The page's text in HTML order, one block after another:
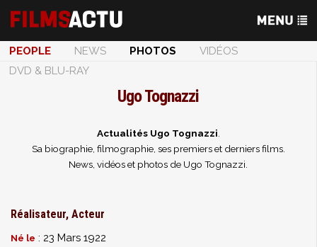
PEOPLE NEWS PHOTOS
VIDÉOS
DVD & BLU-RAY
Ugo Tognazzi
Actualités Ugo Tognazzi
Sa biographie, filmographie, ses premiers et derniers films.
News, vidéos et photos de Ugo Tognazzi.
Réalisateur, Acteur
Né le : 23 Mars 1922